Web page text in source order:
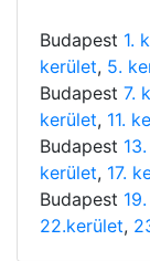
Budapest 1.
kerület, 5.
Budapest 7.
kerület, 11.
Budapest
kerület, 17.
Budapest
22.kerület,